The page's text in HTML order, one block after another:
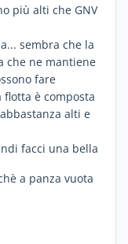
più alti che GNV
sembra che la
che ne mantiene
fare
è composta
alti e
facci una bella
a panza vuota